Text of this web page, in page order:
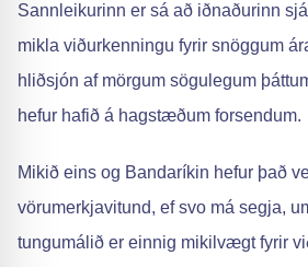
Sannleikurinn er sá að iðnaðurinn
mikla viðurkenningu fyrir snöggum
hliðsjón af mörgum sögulegum
hefur hafið á hagstæðum forsendum.
Mikið eins og Bandaríkin hefur það
vörumerkjavitund, ef svo má segja,
tungumálið er einnig mikilvægt fyrir